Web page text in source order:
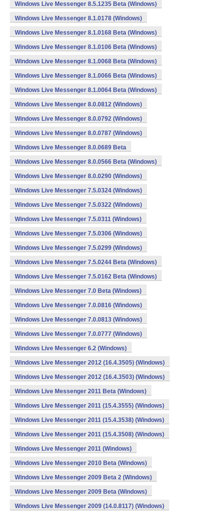
Windows Live Messenger 8.5.1235 Beta (Windows)
Windows Live Messenger 8.1.0178 (Windows)
Windows Live Messenger 8.1.0168 Beta (Windows)
Windows Live Messenger 8.1.0106 Beta (Windows)
Windows Live Messenger 8.1.0068 Beta (Windows)
Windows Live Messenger 8.1.0066 Beta (Windows)
Windows Live Messenger 8.1.0064 Beta (Windows)
Windows Live Messenger 8.0.0812 (Windows)
Windows Live Messenger 8.0.0792 (Windows)
Windows Live Messenger 8.0.0787 (Windows)
Windows Live Messenger 8.0.0689 Beta
Windows Live Messenger 8.0.0566 Beta (Windows)
Windows Live Messenger 8.0.0290 (Windows)
Windows Live Messenger 7.5.0324 (Windows)
Windows Live Messenger 7.5.0322 (Windows)
Windows Live Messenger 7.5.0311 (Windows)
Windows Live Messenger 7.5.0306 (Windows)
Windows Live Messenger 7.5.0299 (Windows)
Windows Live Messenger 7.5.0244 Beta (Windows)
Windows Live Messenger 7.5.0162 Beta (Windows)
Windows Live Messenger 7.0 Beta (Windows)
Windows Live Messenger 7.0.0816 (Windows)
Windows Live Messenger 7.0.0813 (Windows)
Windows Live Messenger 7.0.0777 (Windows)
Windows Live Messenger 6.2 (Windows)
Windows Live Messenger 2012 (16.4.3505) (Windows)
Windows Live Messenger 2012 (16.4.3503) (Windows)
Windows Live Messenger 2011 Beta (Windows)
Windows Live Messenger 2011 (15.4.3555) (Windows)
Windows Live Messenger 2011 (15.4.3538) (Windows)
Windows Live Messenger 2011 (15.4.3508) (Windows)
Windows Live Messenger 2011 (Windows)
Windows Live Messenger 2010 Beta (Windows)
Windows Live Messenger 2009 Beta 2 (Windows)
Windows Live Messenger 2009 Beta (Windows)
Windows Live Messenger 2009 (14.0.8117) (Windows)